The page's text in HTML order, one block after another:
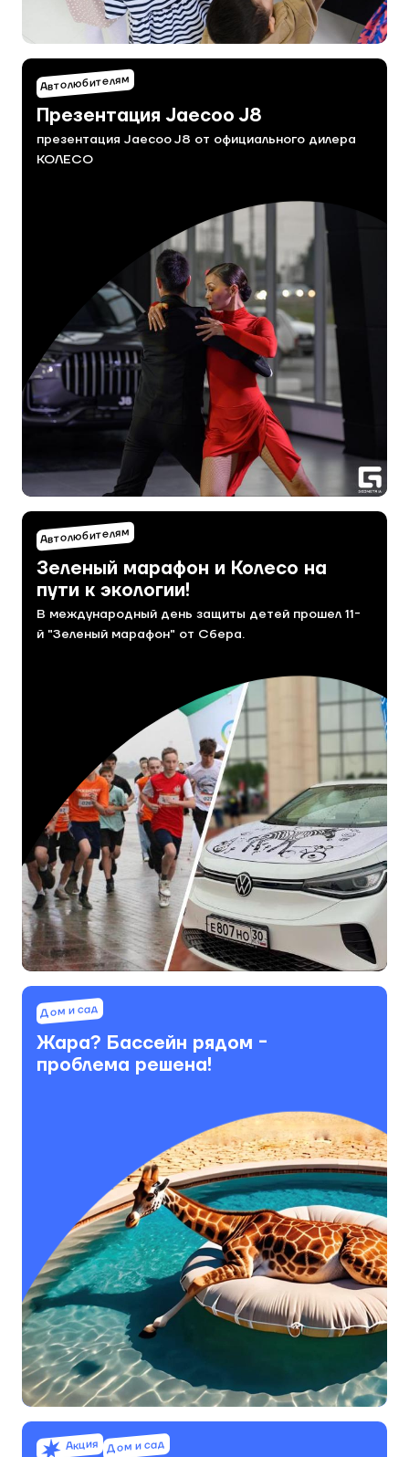
Автолюбителям
Презентация Jaecoo J8
презентация Jaecoo J8 от официального дилера
КОЛЕСО
Автолюбителям
Зеленый марафон и Колесо на
пути к экологии!
В международный день защиты детей прошел 11-
й "Зеленый марафон" от Сбера.
Дом и сад
Жара? Бассейн рядом -
проблема решена!
Акция Дом и сад